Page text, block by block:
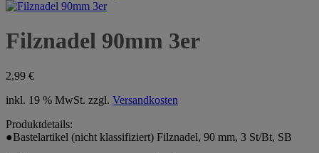
Filznadel 90mm 3er
2,99 €
inkl. 19 % MwSt. zzgl. Versandkosten
Produktdetails:
●Bastelartikel (nicht klassifiziert) Filznadel, 90 mm, 3 St/Bt, SB